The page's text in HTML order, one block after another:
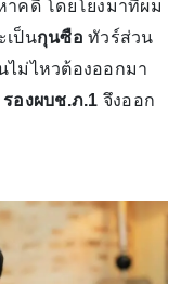
คดี โดยโยงมาที่ผม
เป็นกุนซือ ทัวร์ส่วน
ไม่ไหวต้องออกมา
องผบช.ภ.1 จึงออก